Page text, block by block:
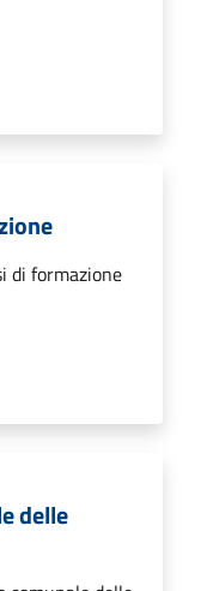
di formazione
delle